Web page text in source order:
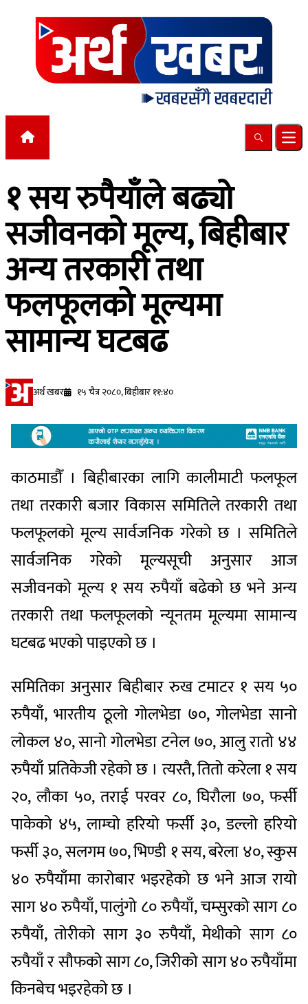
Skip to content
Search
१ सय रुपैयाँले बढ्यो
सजीवनको मूल्य, बिहीबार
अन्य तरकारी तथा
फलफूलको मूल्यमा
सामान्य घटबढ
अर्थ खबर १५ चैत्र २०८०, बिहीबार ११:४०
काठमाडौँ । बिहीबारका लागि कालीमाटी फलफूल
तथा तरकारी बजार विकास समितिले तरकारी तथा
फलफूलको मूल्य सार्वजनिक गरेको छ । समितिले
सार्वजनिक गरेको मूल्यसूची अनुसार आज
सजीवनको मूल्य १ सय रुपैयाँ बढेको छ भने अन्य
तरकारी तथा फलफूलको न्यूनतम मूल्यमा सामान्य
घटबढ भएको पाइएको छ ।
समितिका अनुसार बिहीबार रुख टमाटर १ सय ५०
रुपैयाँ, भारतीय ठूलो गोलभेडा ७०, गोलभेडा सानो
लोकल ४०, सानो गोलभेडा टनेल ७०, आलु रातो ४४
रुपैयाँ प्रतिकेजी रहेको छ । त्यस्तै, तितो करेला १ सय
२०, लौका ५०, तराई परवर ८०, घिरौला ७०, फर्सी
पाकेको ४५, लाम्चो हरियो फर्सी ३०, डल्लो हरियो
फर्सी ३०, सलगम ७०, भिण्डी १ सय, बरेला ४०, स्कुस
४० रुपैयाँमा कारोबार भइरहेको छ भने आज रायो
साग ४० रुपैयाँ, पालुंगो ८० रुपैयाँ, चम्सुरको साग ८०
रुपैयाँ, तोरीको साग ३० रुपैयाँ, मेथीको साग ८०
रुपैयाँ र सौफको साग ८०, जिरीको साग ४० रुपैयाँमा
किनबेच भइरहेको छ ।